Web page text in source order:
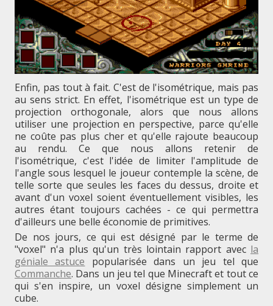
Enfin, pas tout à fait. C'est de l'isométrique, mais pas
au sens strict. En effet, l'isométrique est un type de
projection orthogonale, alors que nous allons
utiliser une projection en perspective, parce qu'elle
ne coûte pas plus cher et qu'elle rajoute beaucoup
au rendu. Ce que nous allons retenir de
l'isométrique, c'est l'idée de limiter l'amplitude de
l'angle sous lesquel le joueur contemple la scène, de
telle sorte que seules les faces du dessus, droite et
avant d'un voxel soient éventuellement visibles, les
autres étant toujours cachées - ce qui permettra
d'ailleurs une belle économie de primitives.
De nos jours, ce qui est désigné par le terme de
"voxel" n'a plus qu'un très lointain rapport avec la
géniale astuce popularisée dans un jeu tel que
Commanche. Dans un jeu tel que Minecraft et tout ce
qui s'en inspire, un voxel désigne simplement un
cube.